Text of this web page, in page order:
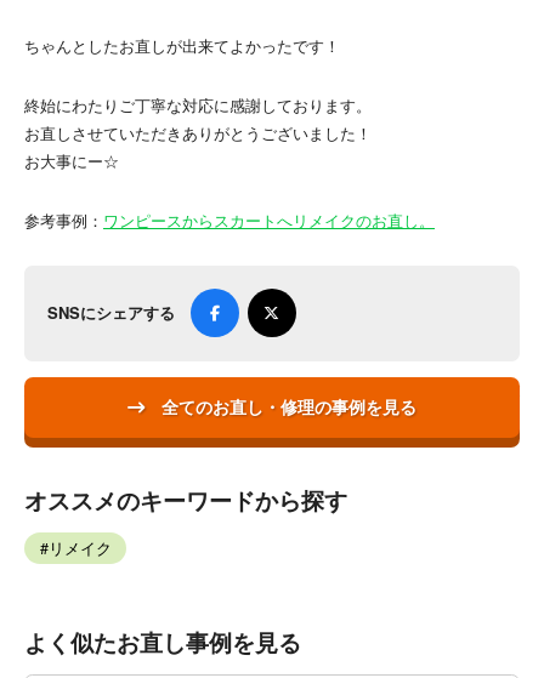
ちゃんとしたお直しが出来てよかったです！
終始にわたりご丁寧な対応に感謝しております。
お直しさせていただきありがとうございました！
お大事にー☆
参考事例： ワンピースからスカートへリメイクのお直し。
SNSにシェアする
全てのお直し・修理の事例を見る
オススメのキーワードから探す
リメイク
よく似たお直し事例を見る